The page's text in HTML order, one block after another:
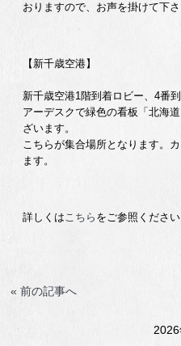
おりますので、お声を掛けて下さ
【新千歳空港】
新千歳空港1階到着ロビー、4番
アーデスクで緑色の看板「北海
ざいます。
こちらが集合場所となります。
ます。
詳しくはこちら をご参照ください
« 前の記事へ
2026